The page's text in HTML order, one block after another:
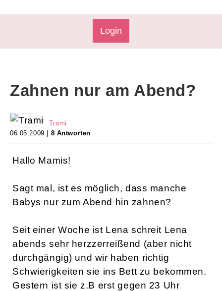
Login
Zahnen nur am Abend?
Trami
06.05.2009 | 8 Antworten
Hallo Mamis!
Sagt mal, ist es möglich, dass manche
Babys nur zum Abend hin zahnen?
Seit einer Woche ist Lena schreit Lena
abends sehr herzzerreißend (aber nicht
durchgängig) und wir haben richtig
Schwierigkeiten sie ins Bett zu bekommen.
Gestern ist sie z.B erst gegen 23 Uhr